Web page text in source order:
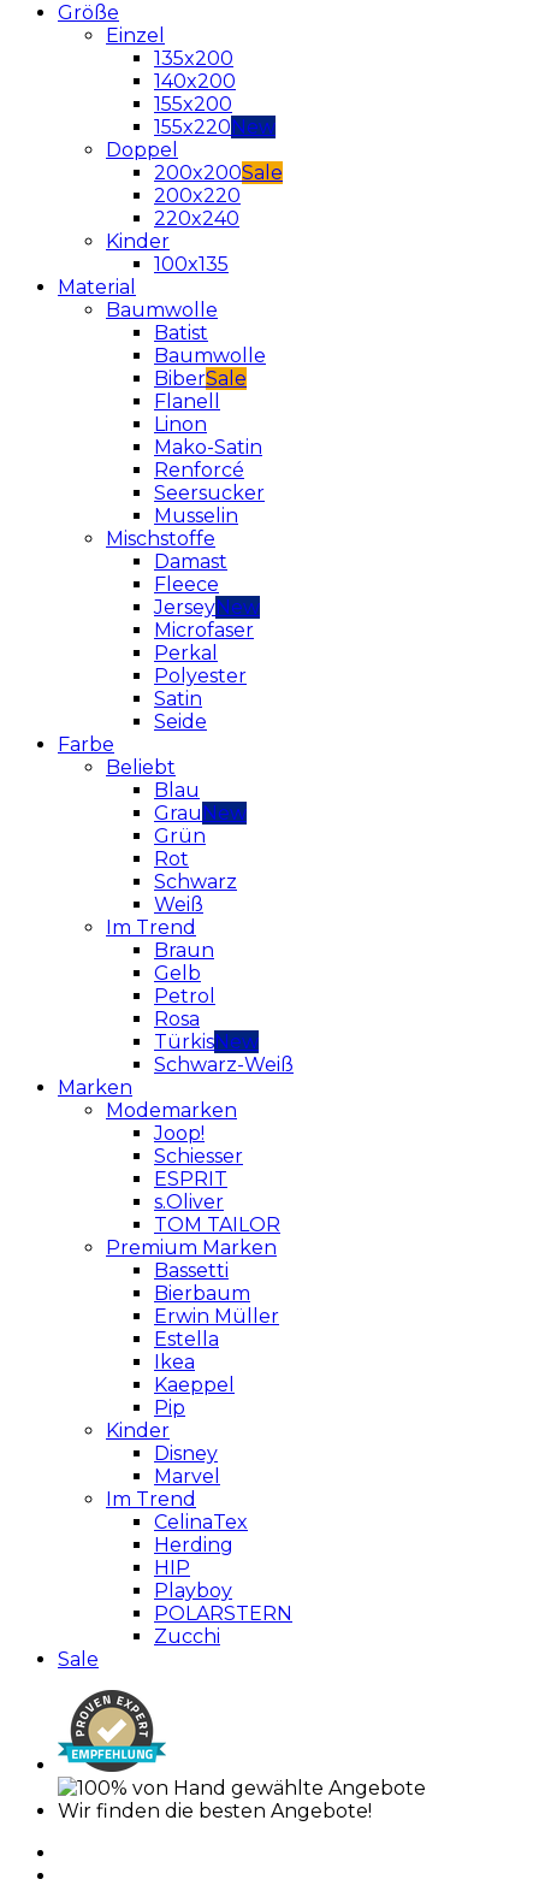
Größe
Einzel
135x200
140x200
155x200
155x220
Doppel
200x200
200x220
220x240
Kinder
100x135
Material
Baumwolle
Batist
Baumwolle
Biber
Flanell
Linon
Mako-Satin
Renforcé
Seersucker
Musselin
Mischstoffe
Damast
Fleece
Jersey
Microfaser
Perkal
Polyester
Satin
Seide
Farbe
Beliebt
Blau
Grau
Grün
Rot
Schwarz
Weiß
Im Trend
Braun
Gelb
Petrol
Rosa
Türkis
Schwarz-Weiß
Marken
Modemarken
Joop!
Schiesser
ESPRIT
s.Oliver
TOM TAILOR
Premium Marken
Bassetti
Bierbaum
Erwin Müller
Estella
Ikea
Kaeppel
Pip
Kinder
Disney
Marvel
Im Trend
CelinaTex
Herding
HIP
Playboy
POLARSTERN
Zucchi
Sale
Wir finden die besten Angebote!